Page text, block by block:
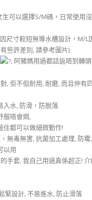
生可以選擇S/M碼，日常使用
尺寸較短無導水槽設計，M/L
些許差別, 請參考圖片)
, 阿豬媽用過都話返唔到轉
, 佢不但耐用, 耐磨, 而且仲有
入水, 防滑，防脫落
服唔會焗,
住都可以做細微動作!
無毒無害, 抗菌加工處理, 防
以用
手套, 我自己用過真係超正!
緊設計, 不易進水, 防止滑落